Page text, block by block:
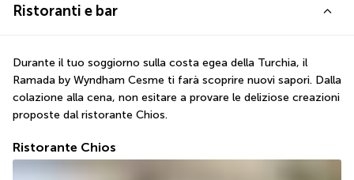
Ristoranti e bar
Durante il tuo soggiorno sulla costa egea della Turchia, il
Ramada by Wyndham Cesme ti farà scoprire nuovi sapori. Dalla
colazione alla cena, non esitare a provare le deliziose creazioni
proposte dal ristorante Chios.
Ristorante Chios